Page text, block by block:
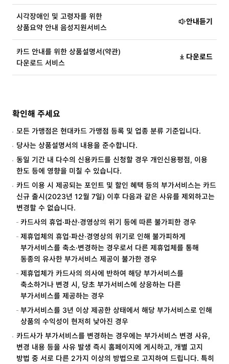
시각장애인 및 고령자를 위한
상품요약 안내 음성지원서비스
안내듣기
카드 안내를 위한 상품설명서(약관)
다운로드 서비스
다운로드
확인해 주세요
모든 가맹점은 현대카드 가맹점 등록 및 업종 분류 기준입니다.
당사는 상품설명서의 내용을 준수합니다.
동일 기간 내 다수의 신용카드를 신청할 경우 개인신용평점, 이용
한도 등에 영향을 미칠 수 있습니다.
카드 이용 시 제공되는 포인트 및 할인 혜택 등의 부가서비스는 카드
신규 출시(2023년 12월 7일) 이후 다음과 같은 사유를 제외하고는
변경할 수 없습니다.
카드사의 휴업·파산·경영상의 위기 등에 따른 불가피한 경우
제휴업체의 휴업·파산·경영상의 위기로 인해 불가피하게
부가서비스를 축소·변경하는 경우로서 다른 제휴업체를 통해
동종의 유사한 부가서비스 제공이 불가한 경우
제휴업체가 카드사의 의사에 반하여 해당 부가서비스를
축소하거나 변경 시, 당초 부가서비스에 상응하는 다른
부가서비스를 제공하는 경우
부가서비스를 3년 이상 제공한 상태에서 해당 부가서비스로 인해
상품의 수익성이 현저히 낮아진 경우
카드사가 부가서비스를 변경하는 경우에는 부가서비스 변경 사유,
변경 내용 등을 사유 발생 즉시 홈페이지에 게시하고, 개별 고지
방법 중 서로 다른 2가지 이상의 방법으로 고지하여 드립니다. 특히